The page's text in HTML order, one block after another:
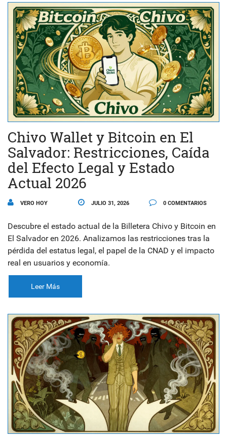
Chivo Wallet y Bitcoin en El
Salvador: Restricciones, Caída
del Efecto Legal y Estado
Actual 2026
VERO HOY JULIO 31, 2026 0 COMENTARIOS
Descubre el estado actual de la Billetera Chivo y Bitcoin en
El Salvador en 2026. Analizamos las restricciones tras la
pérdida del estatus legal, el papel de la CNAD y el impacto
real en usuarios y economía.
Leer Más